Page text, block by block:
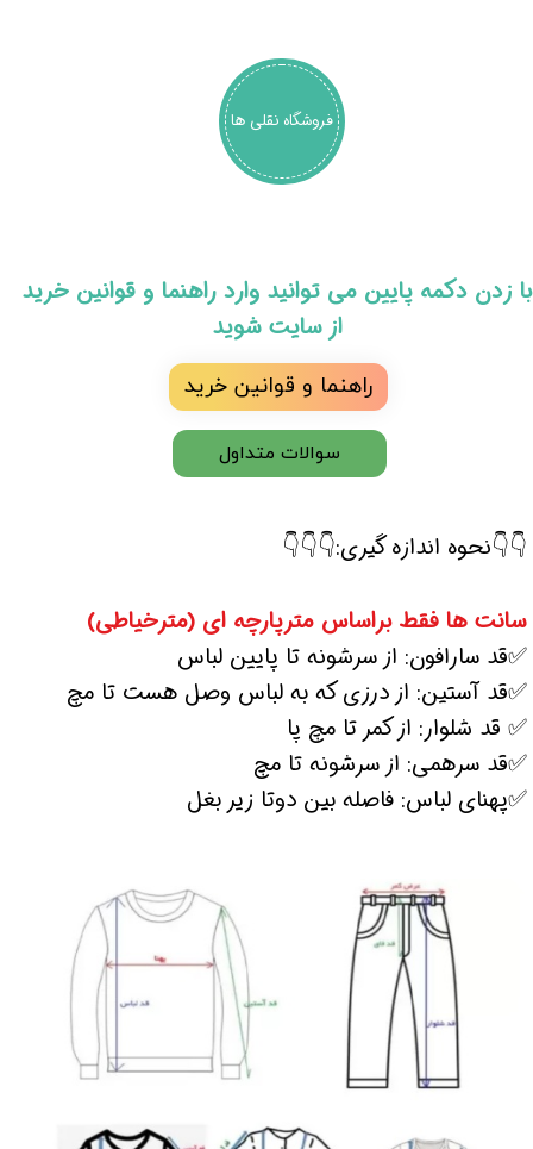
فروشگاه نقلی ها
​​با زدن دکمه پایین می توانید وارد راهنما و قوانین خرید
از سایت شوید
راهنما و قوانین خرید
👇👇نحوه اندازه گیری:👇👇👇
سانت ها فقط براساس مترپارچه ای (مترخیاطی)
✅قد سارافون: از سرشونه تا پایین لباس
✅قد آستین: از درزی که به لباس وصل هست تا مچ
✅ قد شلوار: از کمر تا مچ پا
✅قد سرهمی: از سرشونه تا مچ
✅پهنای لباس: فاصله بین دوتا زیر بغل
سوالات متداول